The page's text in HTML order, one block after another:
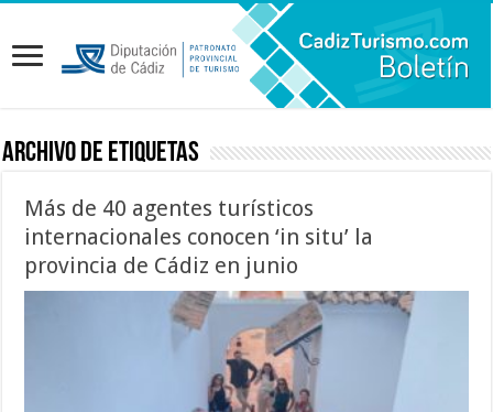
Archivo de etiquetas
Más de 40 agentes turísticos
internacionales conocen ‘in situ’ la
provincia de Cádiz en junio